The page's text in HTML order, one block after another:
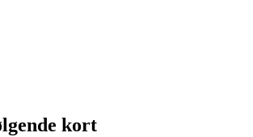
kort